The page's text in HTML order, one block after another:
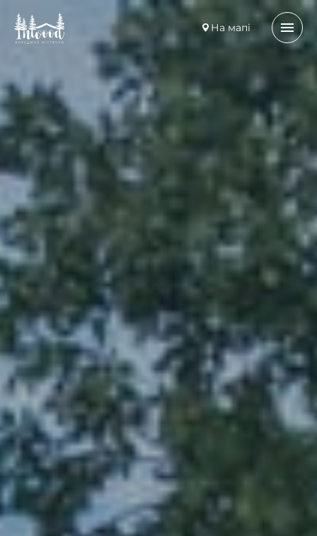
На мапі